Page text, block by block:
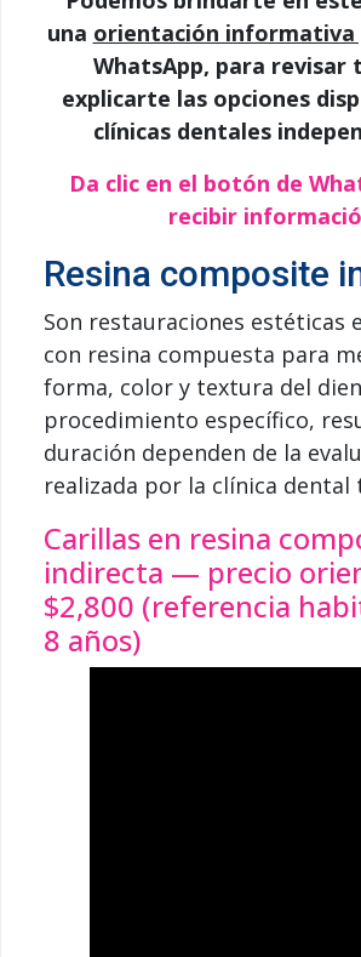
una orientación
WhatsApp, para revisar
explicarte las opciones
clínicas dentales
Da clic en el botón de
recibir
Resina composite
Son restauraciones estéticas
con resina compuesta para
forma, color y textura del
procedimiento específico,
duración dependen de la
realizada por la clínica dental
Carillas en resina
indirecta — precio
$2,800 (referencia
8 años)